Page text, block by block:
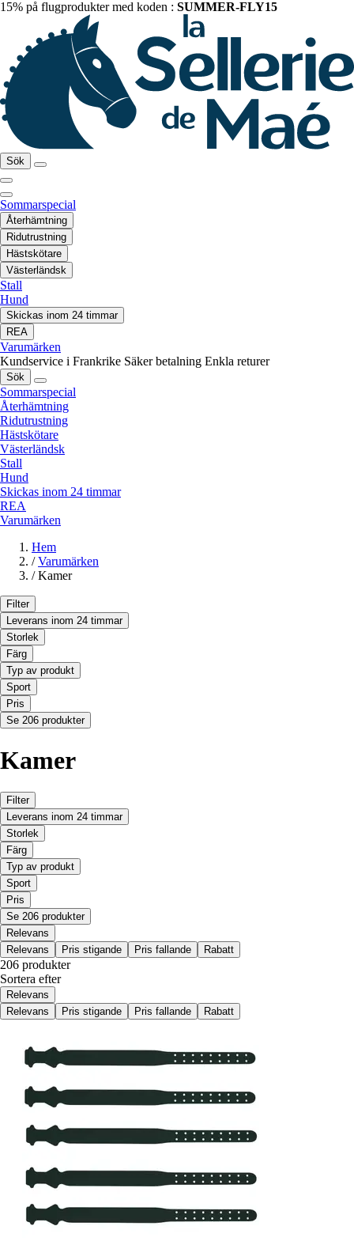
15% på flugprodukter med koden : SUMMER-FLY15
Sök
Sommarspecial
Återhämtning
Ridutrustning
Hästskötare
Västerländsk
Stall
Hund
Skickas inom 24 timmar
REA
Varumärken
Kundservice i Frankrike Säker betalning Enkla returer
Sök
Sommarspecial
Återhämtning
Ridutrustning
Hästskötare
Västerländsk
Stall
Hund
Skickas inom 24 timmar
REA
Varumärken
Hem
/ Varumärken
/ Kamer
Filter
Leverans inom 24 timmar
Storlek
Färg
Typ av produkt
Sport
Pris
Se 206 produkter
Kamer
Filter
Leverans inom 24 timmar
Storlek
Färg
Typ av produkt
Sport
Pris
Se 206 produkter
Relevans
Relevans
Pris stigande Pris fallande Rabatt
206 produkter
Sortera efter
Relevans
Relevans
Pris stigande Pris fallande Rabatt